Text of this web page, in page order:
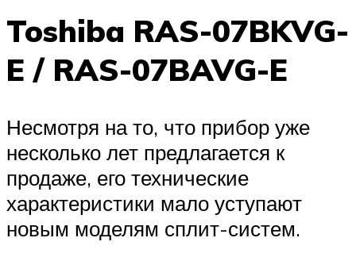
Toshiba RAS-07BKVG-
E / RAS-07BAVG-E
Несмотря на то, что прибор уже
несколько лет предлагается к
продаже, его технические
характеристики мало уступают
новым моделям сплит-систем.